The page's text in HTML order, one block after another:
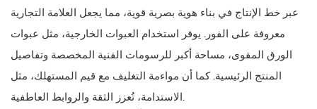
عبر خط الإنتاج في بناء هوية بصرية قوية، مما يجعل العلامة التجارية
معروفة على الفور. يوفر استخدام العبوات الخارجية، مثل عبوات
الورق المقوى، مساحة أكبر للرسومات الفنية المخصصة وتفاصيل
المنتج الرئيسية. كما أن مواءمة التغليف مع قيم المستهلك، مثل
الاستدامة، تُعزز الثقة والروابط العاطفية.